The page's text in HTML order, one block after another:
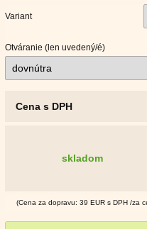
Variant
Otváranie (len uvedený/é)
Cena s DPH
skladom
(Cena za dopravu: 39 EUR s DPH /za